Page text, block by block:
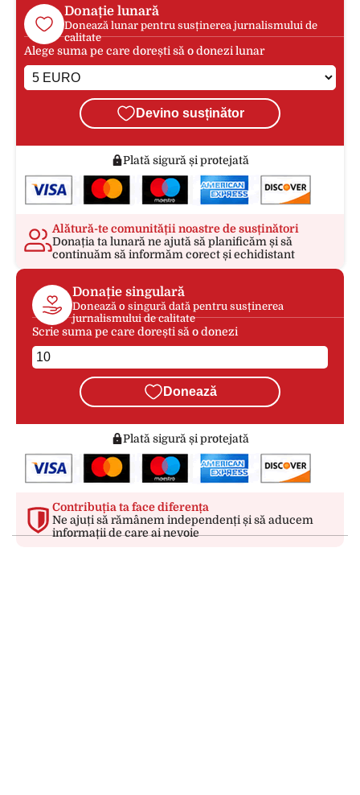
Donație lunară
Donează lunar pentru susținerea jurnalismului de
calitate
Alege suma pe care dorești să o donezi lunar
Devino susținător
Plată sigură și protejată
Alătură-te comunității noastre de susținători
Donația ta lunară ne ajută să planificăm și să
continuăm să informăm corect și echidistant
Donație singulară
Donează o singură dată pentru susținerea
jurnalismului de calitate
Scrie suma pe care dorești să o donezi
Donează
Plată sigură și protejată
Contribuția ta face diferența
Ne ajuți să rămânem independenți și să aducem
informații de care ai nevoie